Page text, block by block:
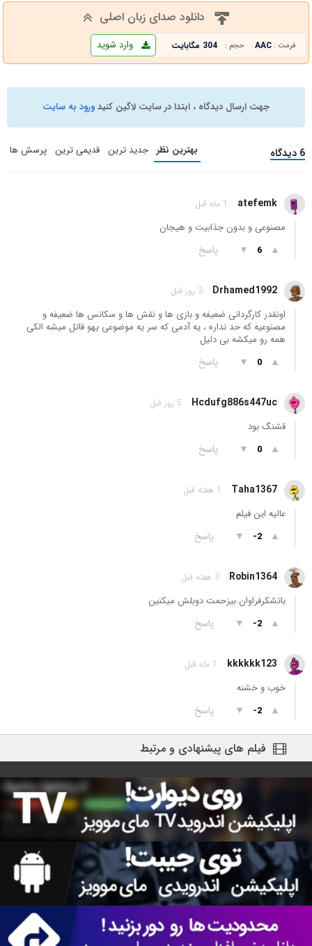
دانلود صدای زبان اصلی
فرمت : AAC حجم : 304 مگابایت وارد شوید
جهت ارسال دیدگاه ، ابتدا در سایت لاگین کنیدورود به سایت
6 دیدگاه بهترین نظر جدید ترین قدیمی ترین پرسش ها
atefemk 1 ماه قبل
مصنوعی و بدون جذابیت و هیجان
▲
6
▼ پاسخ
Drhamed1992 3 روز قبل
اونقدر کارگردانی ضعیفه و بازی ها و نقش ها و سکانس ها ضعیفه و
مصنوعیه که حد نداره ، یه آدمی که سر یه موضوعی یهو قاتل میشه الکی
همه رو میکشه بی دلیل
▲
0
▼ پاسخ
Hcdufg886s447uc 5 روز قبل
قشنگ بود
▲
0
▼ پاسخ
Taha1367 1 هفته قبل
عالیه این فیلم
▲
-2
▼ پاسخ
Robin1364 3 هفته قبل
باتشکرفراوان.بیزحمت دوبلش میکنین
▲
-2
▼ پاسخ
kkkkkk123 1 ماه قبل
خوب و خشنه
▲
-2
▼ پاسخ
فیلم های پیشنهادی و مرتبط